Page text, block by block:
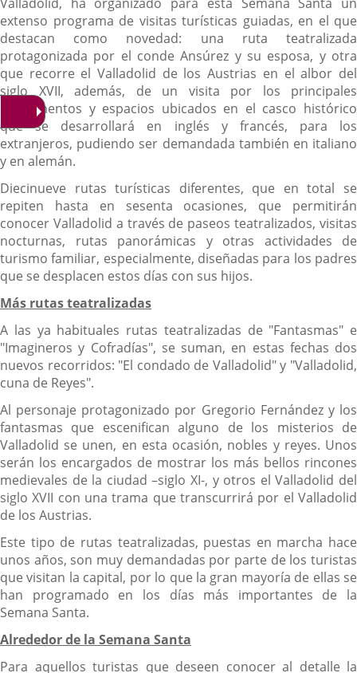
extenso programa de visitas turísticas guiadas, en el que
destacan como novedad: una ruta teatralizada
protagonizada por el conde Ansúrez y su esposa, y otra
que recorre el Valladolid de los Austrias en el albor del
siglo XVII, además, de un visita por los principales
monumentos y espacios ubicados en el casco histórico
que se desarrollará en inglés y francés, para los
extranjeros, pudiendo ser demandada también en italiano
y en alemán.
Diecinueve rutas turísticas diferentes, que en total se
repiten hasta en sesenta ocasiones, que permitirán
conocer Valladolid a través de paseos teatralizados, visitas
nocturnas, rutas panorámicas y otras actividades de
turismo familiar, especialmente, diseñadas para los padres
que se desplacen estos días con sus hijos.
Más rutas teatralizadas
A las ya habituales rutas teatralizadas de "Fantasmas" e
"Imagineros y Cofradías", se suman, en estas fechas dos
nuevos recorridos: "El condado de Valladolid" y "Valladolid,
cuna de Reyes".
Al personaje protagonizado por Gregorio Fernández y los
fantasmas que escenifican alguno de los misterios de
Valladolid se unen, en esta ocasión, nobles y reyes. Unos
serán los encargados de mostrar los más bellos rincones
medievales de la ciudad –siglo XI-, y otros el Valladolid del
siglo XVII con una trama que transcurrirá por el Valladolid
de los Austrias.
Este tipo de rutas teatralizadas, puestas en marcha hace
unos años, son muy demandadas por parte de los turistas
que visitan la capital, por lo que la gran mayoría de ellas se
han programado en los días más importantes de la
Semana Santa.
Alrededor de la Semana Santa
Para aquellos turistas que deseen conocer al detalle la